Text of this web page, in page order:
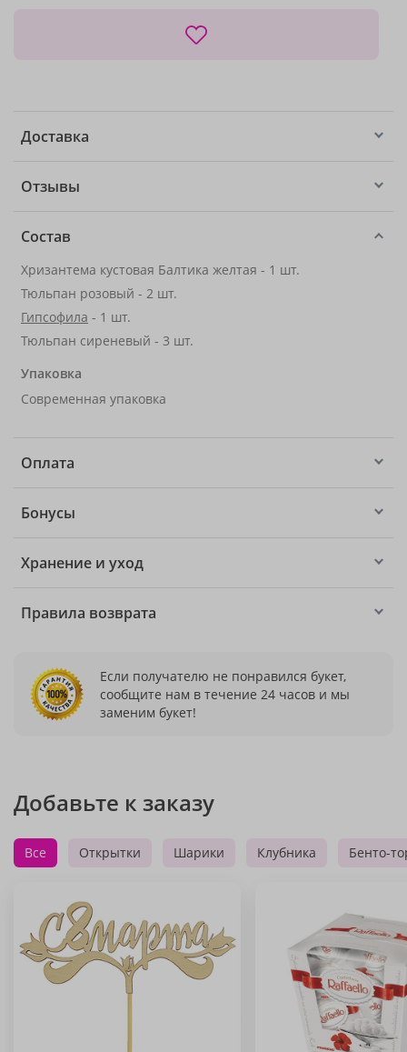
Доставка
Отзывы
Состав
Хризантема кустовая Балтика желтая - 1 шт.
Тюльпан розовый - 2 шт.
Гипсофила - 1 шт.
Тюльпан сиреневый - 3 шт.
Упаковка
Современная упаковка
Оплата
Бонусы
Хранение и уход
Правила возврата
Если получателю не понравился букет,
сообщите нам в течение 24 часов и мы
заменим букет!
Добавьте к заказу
Все Открытки Шарики Клубника Бенто-